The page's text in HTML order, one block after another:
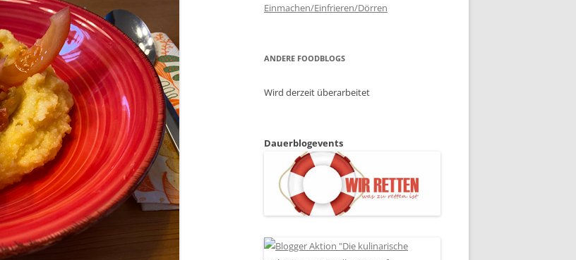
Einmachen/Einfrieren/Dörren
ANDERE FOODBLOGS
Wird derzeit überarbeitet
Dauerblogevents